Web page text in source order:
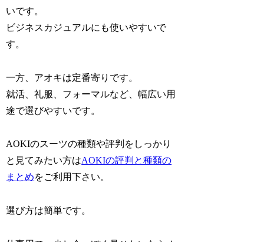
いです。
ビジネスカジュアルにも使いやすいで
す。
一方、アオキは定番寄りです。
就活、礼服、フォーマルなど、幅広い用
途で選びやすいです。
AOKIのスーツの種類や評判をしっかり
と見てみたい方はAOKIの評判と種類の
まとめをご利用下さい。
選び方は簡単です。